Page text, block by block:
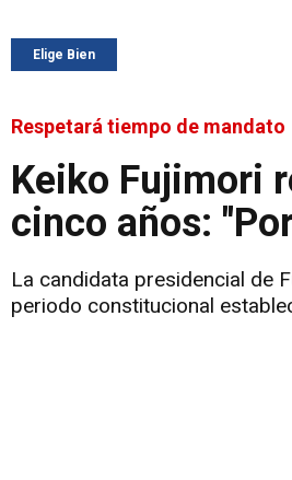
Elige Bien
Respetará tiempo de mandato
Keiko Fujimori
cinco años:
La candidata presidencial de
periodo constitucional